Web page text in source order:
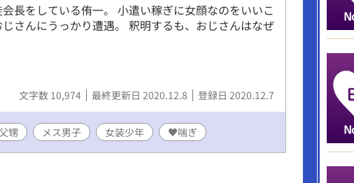
長をしている侑一。 小遣い稼ぎに女顔なのをいいこ
さんにうっかり遭遇。 釈明するも、おじさんはなぜ
文字数 10,974 最終更新日 2020.12.8 登録日 2020.12.7
甥 メス男子 女装少年 ♥️喘ぎ